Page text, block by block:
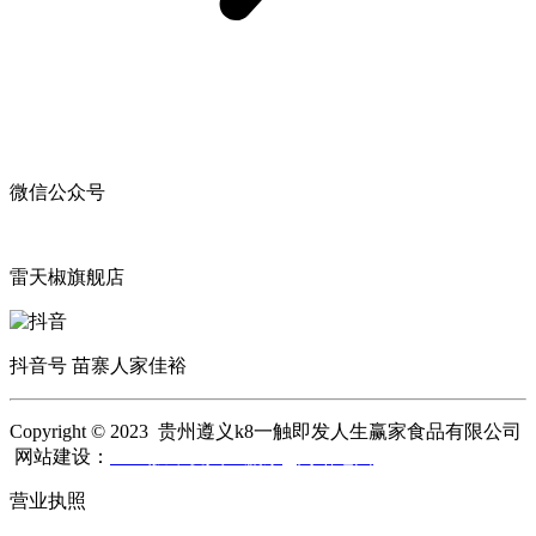
微信公众号
雷天椒旗舰店
抖音号 苗寨人家佳裕
Copyright © 2023 贵州遵义k8一触即发人生赢家食品有限公司
网站建设：
营业执照